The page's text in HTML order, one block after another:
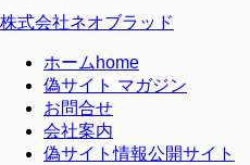
株式会社ネオブラッド
ホーム home
偽サイト マガジン
お問合せ
会社案内
偽サイト情報公開サイト